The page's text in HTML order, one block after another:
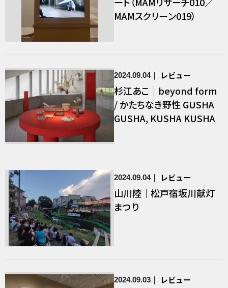
MAMスクリーン019）
2024.09.04 レビュー
杉江あこ｜beyond form
/ かたちなき野性 GUSHA
GUSHA, KUSHA KUSHA
2024.09.04 レビュー
山川陸｜松戸宿坂川献灯
まつり
2024.09.03 レビュー